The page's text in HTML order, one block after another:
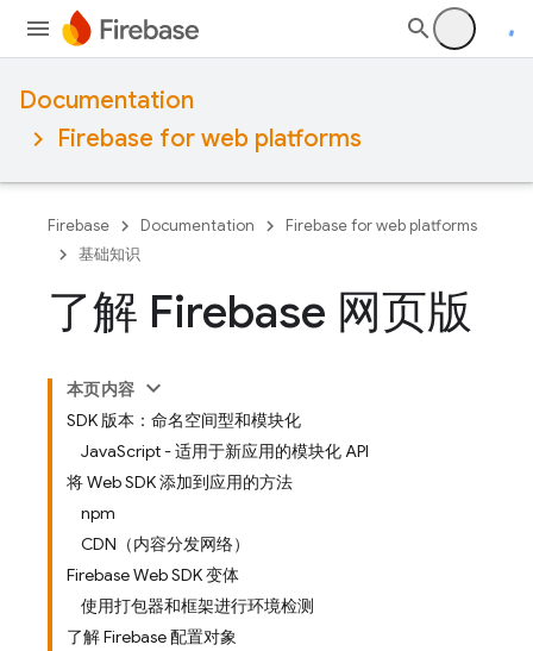
Documentation
Firebase for web platforms
Firebase Documentation
Firebase for web platforms
基础知识
了解 Firebase 网页版
本页内容
SDK 版本：命名空间型和模块化
JavaScript - 适用于新应用的模块化 API
将 Web SDK 添加到应用的方法
npm
CDN（内容分发网络）
Firebase Web SDK 变体
使用打包器和框架进行环境检测
了解 Firebase 配置对象